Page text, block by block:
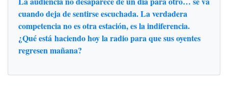
cuando deja de sentirse escuchada. La verdadera
competencia no es otra estación, es la indiferencia.
¿Qué está haciendo hoy la radio para que sus oyentes
regresen mañana?